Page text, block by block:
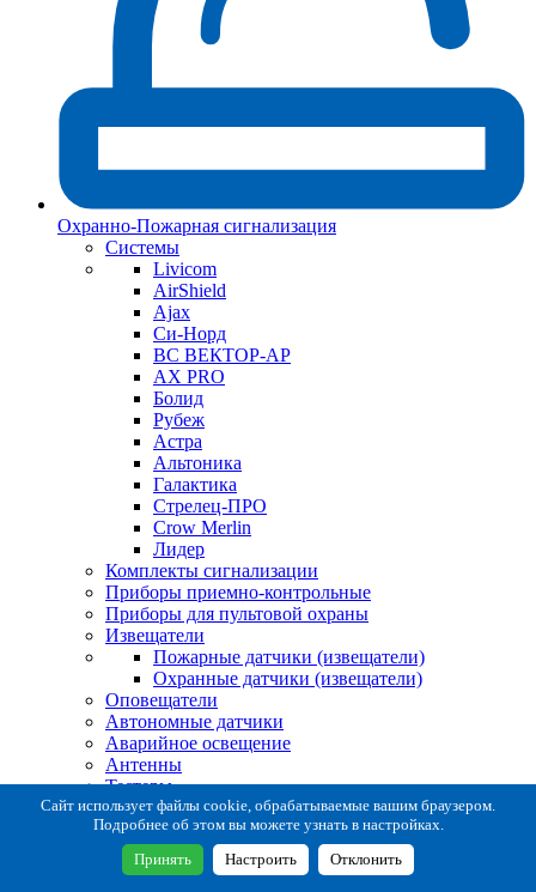
Охранно-Пожарная сигнализация
Системы
Livicom
AirShield
Ajax
Си-Норд
ВС ВЕКТОР-АР
AX PRO
Болид
Рубеж
Астра
Альтоника
Галактика
Стрелец-ПРО
Crow Merlin
Лидер
Комплекты сигнализации
Приборы приемно-контрольные
Приборы для пультовой охраны
Извещатели
Пожарные датчики (извещатели)
Охранные датчики (извещатели)
Оповещатели
Автономные датчики
Аварийное освещение
Антенны
Тестеры
Система сбора извещений
Расходные и монтажные материалы
Коробки коммутационные
Кронштейны для извещателей
Сайт использует файлы cookie, обрабатываемые вашим браузером.
Подробнее об этом вы можете узнать в настройках.
Принять Настроить Отклонить